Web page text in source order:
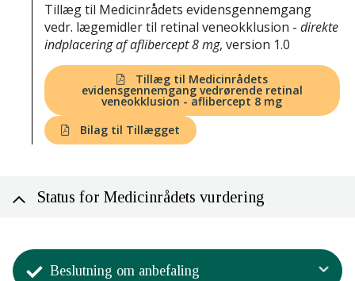
Tillæg til Medicinrådets evidensgennemgang
vedr. lægemidler til retinal veneokklusion - direkte
indplacering af aflibercept 8 mg, version 1.0
Tillæg til Medicinrådets
evidensgennemgang vedrørende retinal
veneokklusion - aflibercept 8 mg
Bilag til Tillægget
Status for Medicinrådets vurdering
Beslutning om anbefaling